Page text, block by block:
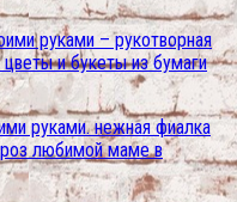
руками – рукотворная
и букеты из бумаги
руками. нежная фиалка
роз любимой маме в